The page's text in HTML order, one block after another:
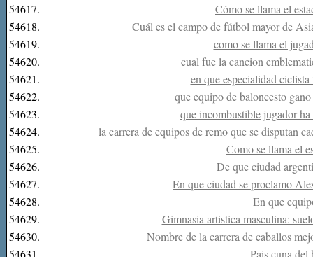
54617.
Cómo se llama el
54618.
Cuál es el campo de fútbol mayor de
54619.
como se llama el
54620.
cual fue la cancion
54621.
en que especialidad
54622.
que equipo de baloncesto
54623.
que incombustible jugador
54624.
la carrera de equipos de remo que se disputan
54625.
Como se llama el
54626.
De que ciudad
54627.
En que ciudad se proclamo
54628.
En que
54629.
Gimnasia artistica masculina:
54630.
Nombre de la carrera de caballos
54631.
Pais cuna del